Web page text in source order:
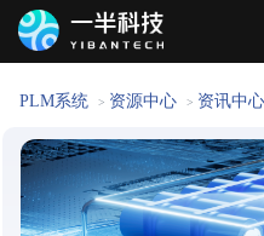
PLM系统 > 资源中心 > 资讯中心